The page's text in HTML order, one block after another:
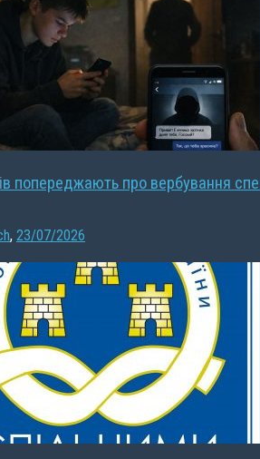
попереджають про вербування
, 23/07/2026